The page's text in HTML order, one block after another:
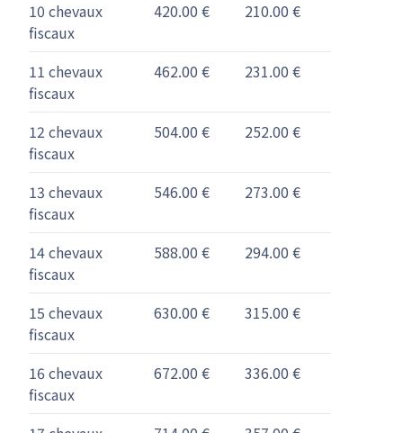
10 chevaux
fiscaux
420.00 € 210.00 €
11 chevaux
fiscaux
462.00 € 231.00 €
12 chevaux
fiscaux
504.00 € 252.00 €
13 chevaux
fiscaux
546.00 € 273.00 €
14 chevaux
fiscaux
588.00 € 294.00 €
15 chevaux
fiscaux
630.00 € 315.00 €
16 chevaux
fiscaux
672.00 € 336.00 €